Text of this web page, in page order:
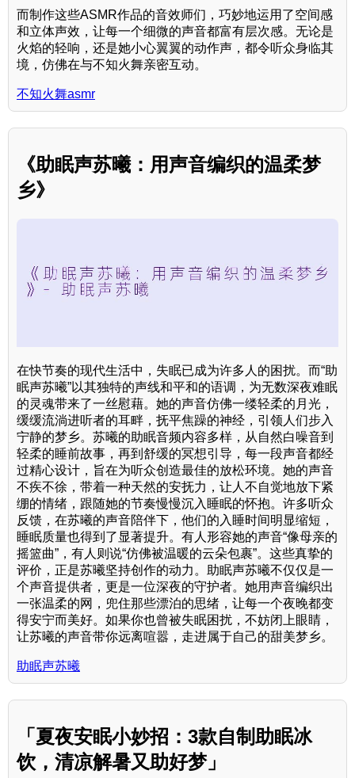
而制作这些ASMR作品的音效师们，巧妙地运用了空间感
和立体声效，让每一个细微的声音都富有层次感。无论是
火焰的轻响，还是她小心翼翼的动作声，都令听众身临其
境，仿佛在与不知火舞亲密互动。
不知火舞asmr
《助眠声苏曦：用声音编织的温柔梦
乡》
在快节奏的现代生活中，失眠已成为许多人的困扰。而“助
眠声苏曦”以其独特的声线和平和的语调，为无数深夜难眠
的灵魂带来了一丝慰藉。她的声音仿佛一缕轻柔的月光，
缓缓流淌进听者的耳畔，抚平焦躁的神经，引领人们步入
宁静的梦乡。苏曦的助眠音频内容多样，从自然白噪音到
轻柔的睡前故事，再到舒缓的冥想引导，每一段声音都经
过精心设计，旨在为听众创造最佳的放松环境。她的声音
不疾不徐，带着一种天然的安抚力，让人不自觉地放下紧
绷的情绪，跟随她的节奏慢慢沉入睡眠的怀抱。许多听众
反馈，在苏曦的声音陪伴下，他们的入睡时间明显缩短，
睡眠质量也得到了显著提升。有人形容她的声音“像母亲的
摇篮曲”，有人则说“仿佛被温暖的云朵包裹”。这些真挚的
评价，正是苏曦坚持创作的动力。助眠声苏曦不仅仅是一
个声音提供者，更是一位深夜的守护者。她用声音编织出
一张温柔的网，兜住那些漂泊的思绪，让每一个夜晚都变
得安宁而美好。如果你也曾被失眠困扰，不妨闭上眼睛，
让苏曦的声音带你远离喧嚣，走进属于自己的甜美梦乡。
助眠声苏曦
「夏夜安眠小妙招：3款自制助眠冰
饮，清凉解暑又助好梦」